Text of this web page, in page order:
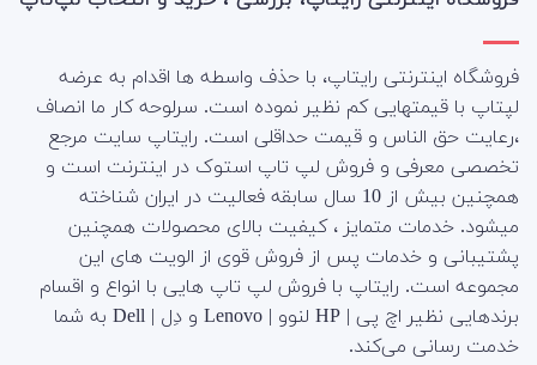
فروشگاه اینترنتی رایتاپ، با حذف واسطه ها اقدام به عرضه
لپتاپ با قیمتهایی کم نظیر نموده است. سرلوحه کار ما انصاف
،رعایت حق الناس و قیمت حداقلی است. رایتاپ سایت مرجع
تخصصی معرفی و فروش لپ تاپ استوک در اینترنت است و
همچنین بیش از 10 سال سابقه فعالیت در ایران شناخته
میشود. خدمات متمایز ، کیفیت بالای محصولات همچنین
پشتیبانی و خدمات پس از فروش قوی از الویت های این
مجموعه است. رایتاپ با فروش لپ تاپ هایی با انواع و اقسام
برندهایی نظیر اچ پی | HP لنوو | Lenovo و دِل | Dell به شما
خدمت رسانی می‌کند.